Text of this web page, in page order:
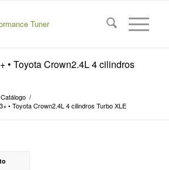
• Toyota Crown2.4L 4 cilindros
Catálogo /
• Toyota Crown2.4L 4 cilindros Turbo XLE